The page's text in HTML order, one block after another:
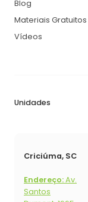
Blog
Materiais Gratuitos
Vídeos
Unidades
Criciúma, SC
Endereço:Av.
Santos